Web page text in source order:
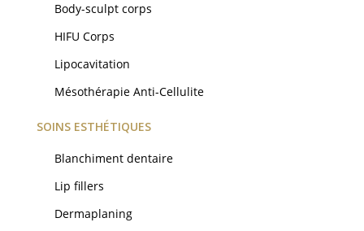
Body-sculpt corps
HIFU Corps
Lipocavitation
Mésothérapie Anti-Cellulite
SOINS ESTHÉTIQUES
Blanchiment dentaire
Lip fillers
Dermaplaning